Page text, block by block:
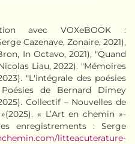
avec VOXeBOOK :
Cazenave, Zonaire, 2021),
In Octavo, 2021), "Quand
Liau, 2022). "Mémoires
"L'intégrale des poésies
de Bernard Dimey
Collectif – Nouvelles de
« L’Art en chemin »-
enregistrements : Serge
litteacuterature-